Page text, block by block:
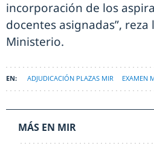
incorporación de los
docentes asignadas”,
Ministerio.
ADJUDICACIÓN PLAZAS MIR EXAMEN
MÁS EN MIR